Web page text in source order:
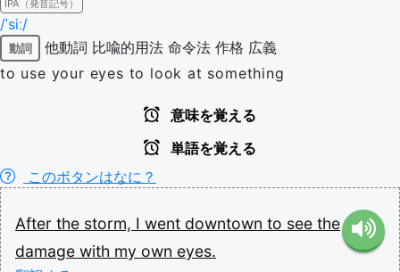
IPA（発音記号）
/ˈsiː/
動詞 他動詞 比喩的用法 命令法 作格 広義
to use your eyes to look at something
意味を覚える
単語を覚える
このボタンはなに？
After the storm, I went downtown to see the
damage with my own eyes.